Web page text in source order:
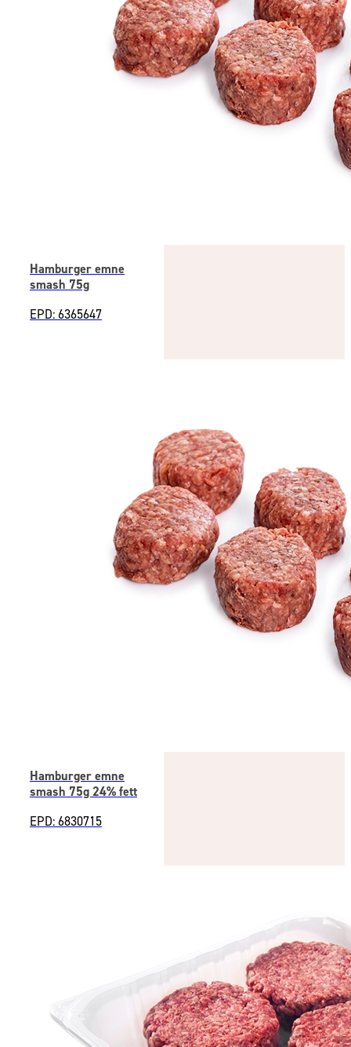
Hamburger emne
smash 75g
EPD: 6365647
Hamburger emne
smash 75g 24% fett
EPD: 6830715